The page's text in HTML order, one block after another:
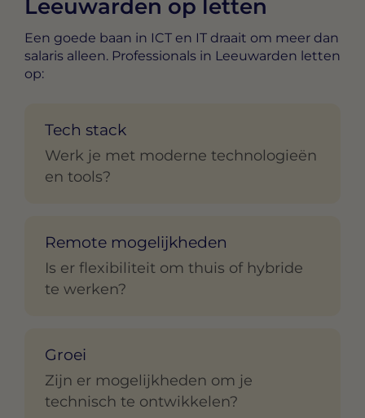
Leeuwarden op letten
Een goede baan in ICT en IT draait om meer dan
salaris alleen. Professionals in Leeuwarden letten
op:
Tech stack
Werk je met moderne technologieën
en tools?
Remote mogelijkheden
Is er flexibiliteit om thuis of hybride
te werken?
Groei
Zijn er mogelijkheden om je
technisch te ontwikkelen?